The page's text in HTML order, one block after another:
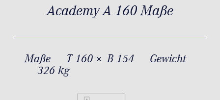
Academy A 160 Maße
Maße T 160 × B 154
Gewicht
326 kg